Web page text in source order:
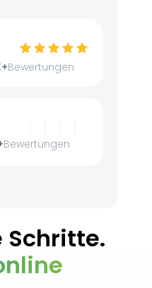
Bewertungen
Bewertungen
Schritte.